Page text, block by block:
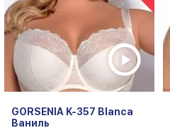
GORSENIA K-357 Blanca
Ваниль